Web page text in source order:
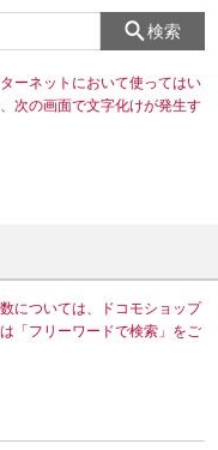
検索
ーネットにおいて使ってはい
次の画面で文字化けが発生す
については、ドコモショップ
「フリーワードで検索」をご